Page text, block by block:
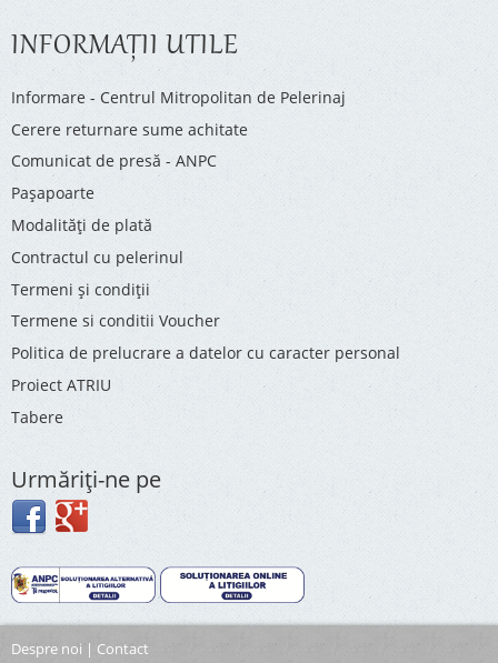
INFORMAŢII UTILE
Informare - Centrul Mitropolitan de Pelerinaj
Cerere returnare sume achitate
Comunicat de presă - ANPC
Pașapoarte
Modalități de plată
Contractul cu pelerinul
Termeni și condiții
Termene si conditii Voucher
Politica de prelucrare a datelor cu caracter personal
Proiect ATRIU
Tabere
Urmăriţi-ne pe
Despre noi | Contact